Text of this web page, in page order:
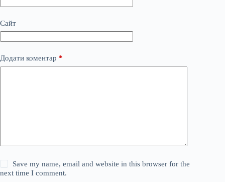
Сайт
Додати коментар *
Save my name, email and website in this browser for the
next time I comment.